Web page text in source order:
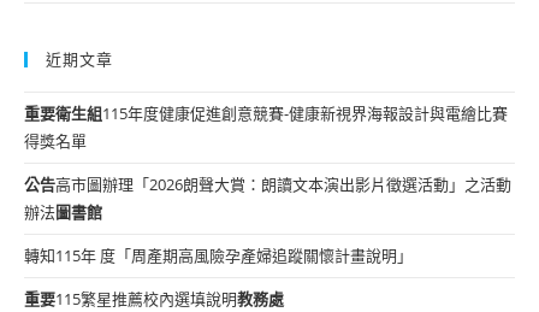
近期文章
重要衛生組115年度健康促進創意競賽-健康新視界海報設計與電繪比賽
得獎名單
公告高市圖辦理「2026朗聲大賞：朗讀文本演出影片徵選活動」之活動
辦法圖書館
轉知115年 度「周產期高風險孕產婦追蹤關懷計畫說明」
重要115繁星推薦校內選填說明教務處